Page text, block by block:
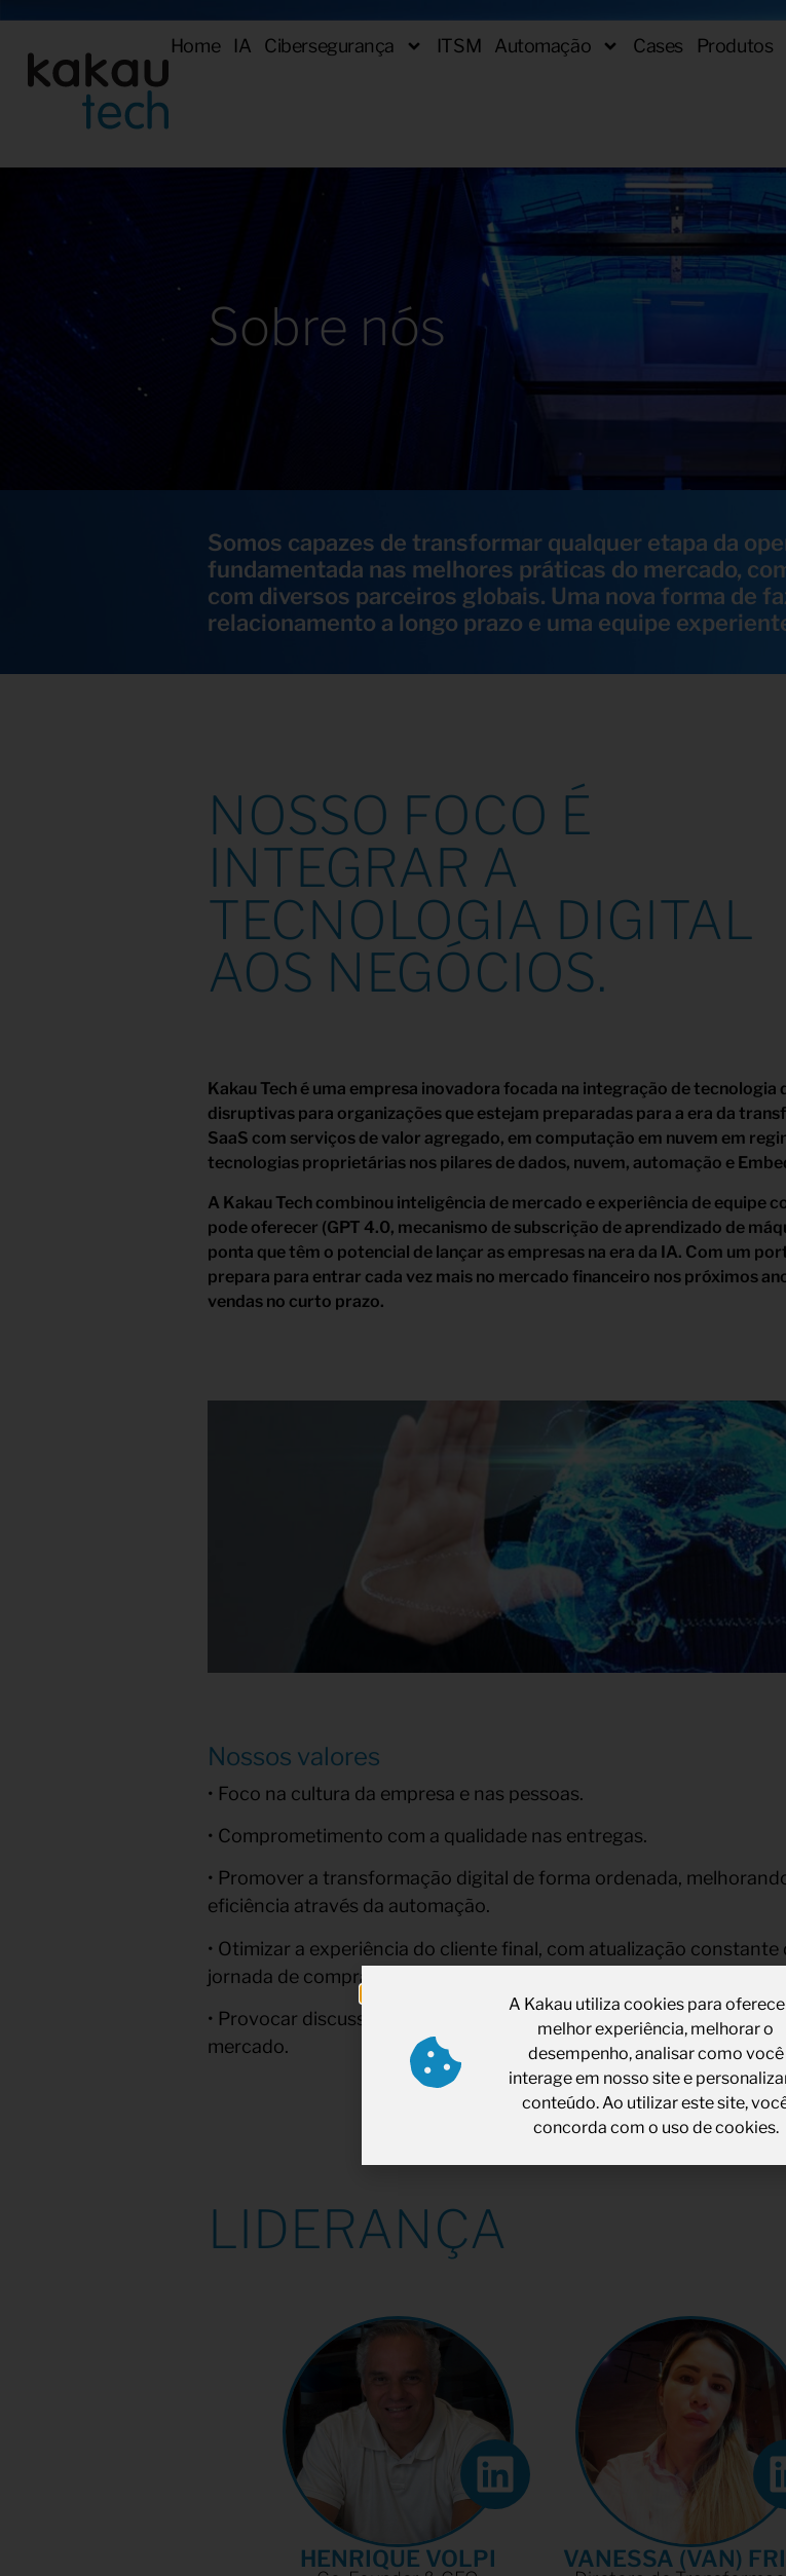
Home IA Cibersegurança ITSM Automação Cases Produtos
Sobre nós
Somos capazes de transformar qualquer etapa da
fundamentada nas melhores práticas do mercado,
com diversos parceiros globais. Uma nova forma de
relacionamento a longo prazo e uma equipe
NOSSO FOCO É
INTEGRAR A
TECNOLOGIA DIGITAL
AOS NEGÓCIOS.
Kakau Tech é uma empresa inovadora focada na integração de
disruptivas para organizações que estejam preparadas para a era da
SaaS com serviços de valor agregado, em computação em nuvem em
tecnologias proprietárias nos pilares de dados, nuvem, automação e
A Kakau Tech combinou inteligência de mercado e experiência de equipe
pode oferecer (GPT 4.0, mecanismo de subscrição de aprendizado de
ponta que têm o potencial de lançar as empresas na era da IA. Com um
prepara para entrar cada vez mais no mercado financeiro nos próximos
vendas no curto prazo.
Nossos valores
• Foco na cultura da empresa e nas pessoas.
• Comprometimento com a qualidade nas entregas.
• Promover a transformação digital de forma ordenada,
eficiência através da automação.
• Otimizar a experiência do cliente final, com atualização
jornada de compra integrada, desde o momento da aquisição,
• Provocar discussões sempre voltadas para transformação
mercado.
LIDERANÇA
HENRIQUE VOLPI VANESSA (VAN)
A Kakau utiliza cookies para
melhor experiência, melhorar o
desempenho, analisar como você
interage em nosso site e
conteúdo. Ao utilizar este site,
concorda com o uso de cookies.